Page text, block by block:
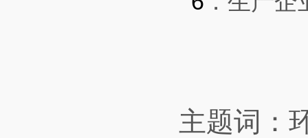
主题词：环保